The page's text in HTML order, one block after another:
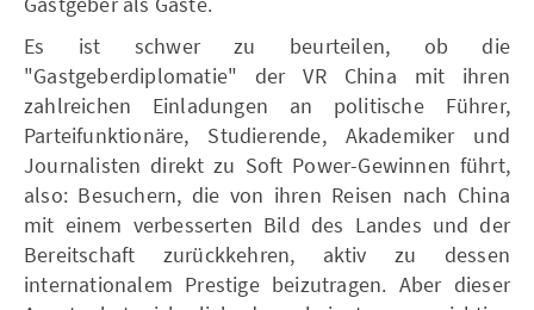
Es ist schwer zu beurteilen, ob die
"Gastgeberdiplomatie" der VR China mit ihren
zahlreichen Einladungen an politische Führer,
Parteifunktionäre, Studierende, Akademiker und
Journalisten direkt zu Soft Power-Gewinnen führt,
also: Besuchern, die von ihren Reisen nach China
mit einem verbesserten Bild des Landes und der
Bereitschaft zurückkehren, aktiv zu dessen
internationalem Prestige beizutragen. Aber dieser